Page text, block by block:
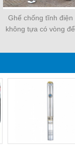
Ghế chống tĩnh điện
không tựa có vòng để